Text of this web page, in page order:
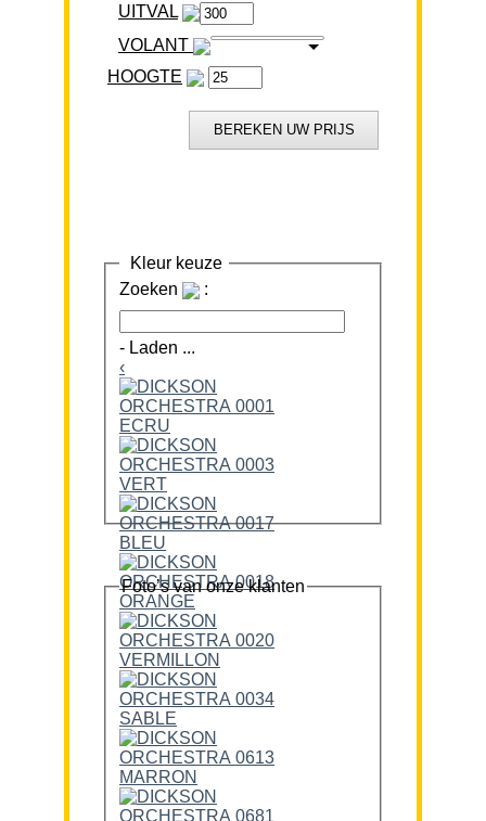
VOLANT
HOOGTE
Kleur keuze
Zoeken
:
- Laden ...
‹
Foto’s van onze klanten